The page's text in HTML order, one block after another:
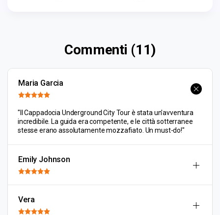
Commenti (11)
Maria Garcia
"Il Cappadocia Underground City Tour è stata un'avventura
incredibile. La guida era competente, e le città sotterranee
stesse erano assolutamente mozzafiato. Un must-do!"
Emily Johnson
Vera